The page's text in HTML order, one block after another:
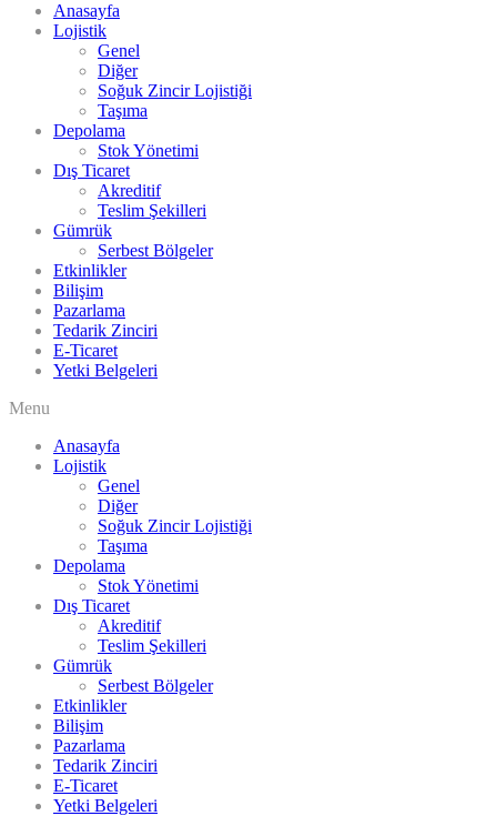
Anasayfa
Lojistik
Genel
Diğer
Soğuk Zincir Lojistiği
Taşıma
Depolama
Stok Yönetimi
Dış Ticaret
Akreditif
Teslim Şekilleri
Gümrük
Serbest Bölgeler
Etkinlikler
Bilişim
Pazarlama
Tedarik Zinciri
E-Ticaret
Yetki Belgeleri
Menu
Anasayfa
Lojistik
Genel
Diğer
Soğuk Zincir Lojistiği
Taşıma
Depolama
Stok Yönetimi
Dış Ticaret
Akreditif
Teslim Şekilleri
Gümrük
Serbest Bölgeler
Etkinlikler
Bilişim
Pazarlama
Tedarik Zinciri
E-Ticaret
Yetki Belgeleri